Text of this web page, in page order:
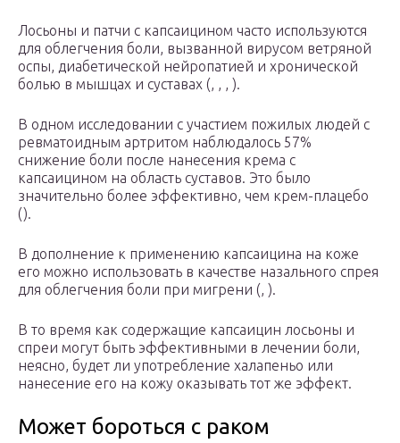
Лосьоны и патчи с капсаицином часто используются
для облегчения боли, вызванной вирусом ветряной
оспы, диабетической нейропатией и хронической
болью в мышцах и суставах (, , , ).
В одном исследовании с участием пожилых людей с
ревматоидным артритом наблюдалось 57%
снижение боли после нанесения крема с
капсаицином на область суставов. Это было
значительно более эффективно, чем крем-плацебо
().
В дополнение к применению капсаицина на коже
его можно использовать в качестве назального спрея
для облегчения боли при мигрени (, ).
В то время как содержащие капсаицин лосьоны и
спреи могут быть эффективными в лечении боли,
неясно, будет ли употребление халапеньо или
нанесение его на кожу оказывать тот же эффект.
Может бороться с раком